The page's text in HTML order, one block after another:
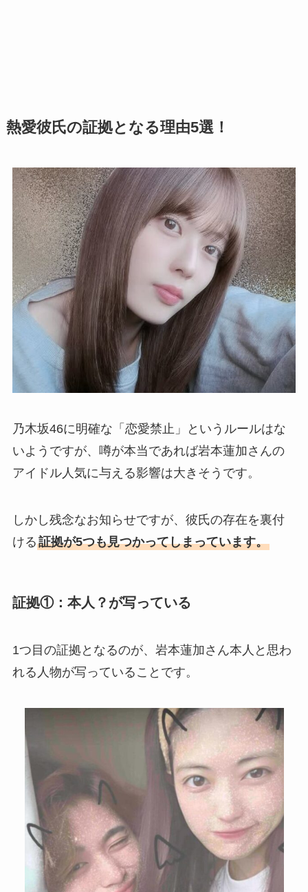
熱愛彼氏の証拠となる理由5選！
乃木坂46に明確な「恋愛禁止」というルールはな
いようですが、噂が本当であれば岩本蓮加さんの
アイドル人気に与える影響は大きそうです。
しかし残念なお知らせですが、彼氏の存在を裏付
ける証拠が5つも見つかってしまっています。
証拠①：本人？が写っている
1つ目の証拠となるのが、岩本蓮加さん本人と思わ
れる人物が写っていることです。